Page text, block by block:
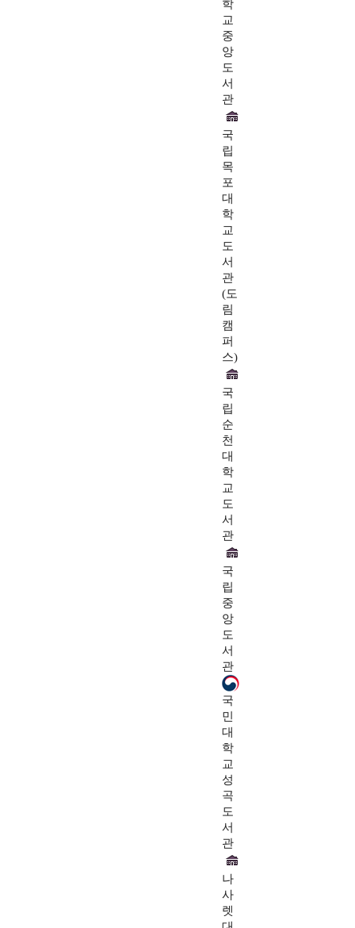
학
교
중
앙
도
서
관
국
립
목
포
대
학
교
도
서
관
(도
림
캠
퍼
스)
국
립
순
천
대
학
교
도
서
관
국
립
중
앙
도
서
관
국
민
대
학
교
성
곡
도
서
관
나
사
렛